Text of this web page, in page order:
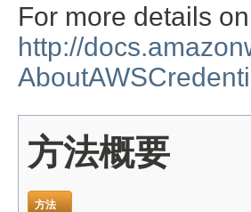
For more details
http://
方法概要
方法